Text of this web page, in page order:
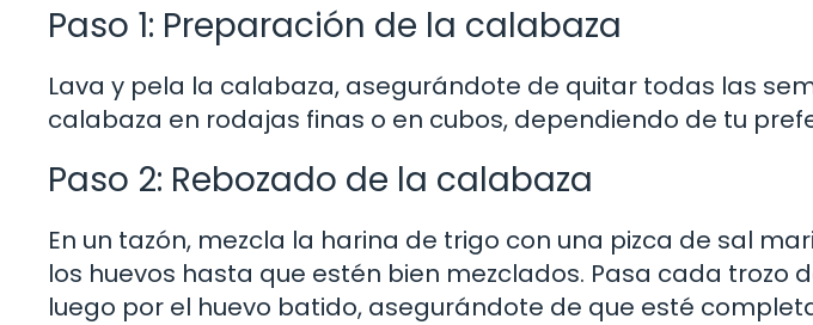
Paso 1: Preparación de la calabaza
Lava y pela la calabaza, asegurándote de quitar todas las
calabaza en rodajas finas o en cubos, dependiendo de tu
Paso 2: Rebozado de la calabaza
En un tazón, mezcla la harina de trigo con una pizca de sal
los huevos hasta que estén bien mezclados. Pasa cada trozo
luego por el huevo batido, asegurándote de que esté